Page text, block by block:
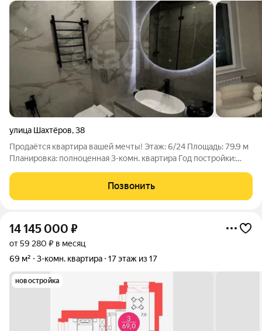
улица Шахтёров,38
Продаётся квартира вашей мечты! Этаж: 6/24 Площадь: 79.9 м
Планировка: полноценная 3-комн. квартира Год постройки:
Большие окна заливают комнаты солнцем . Простор, гармония
и тепло ждут вас в
Позвонить
14 145 000 ₽
от 59 280 ₽ в месяц
69 м²
3-комн. квартира 17 этаж из 17
новостройка